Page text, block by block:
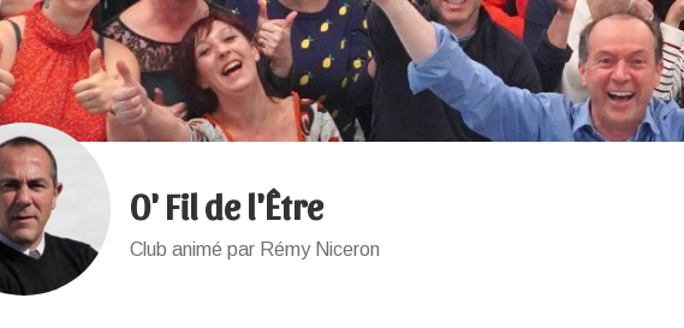
O' Fil de l'Être
Club animé par Rémy Niceron